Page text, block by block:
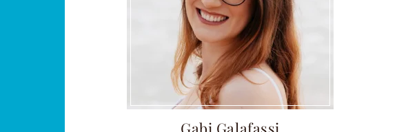
Gabi Galafassi